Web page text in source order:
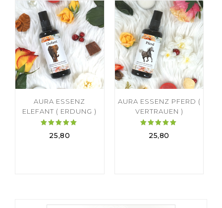
AURA ESSENZ
ELEFANT ( ERDUNG )
mit
25,80
AURA ESSENZ PFERD (
VERTRAUEN )
mit
25,80